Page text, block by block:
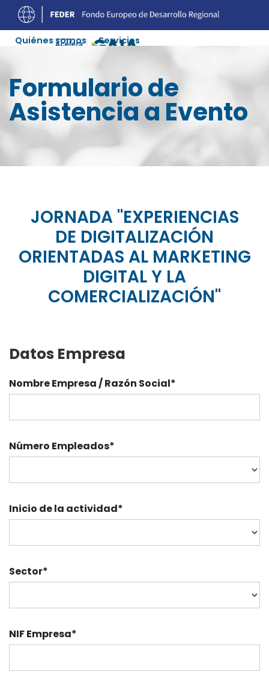
Quiénes somos
Servicios
Agenda
Recursos Colaboradores
Formulario de
Asistencia a Evento
JORNADA "EXPERIENCIAS
DE DIGITALIZACIÓN
ORIENTADAS AL MARKETING
DIGITAL Y LA
COMERCIALIZACIÓN"
Datos Empresa
Nombre Empresa / Razón Social*
Número Empleados*
Inicio de la actividad*
Sector*
NIF Empresa*